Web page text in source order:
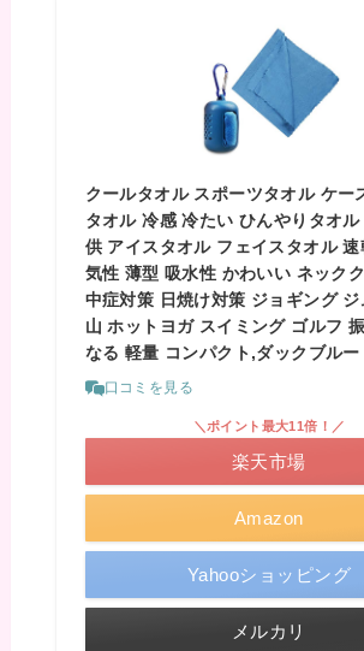
クールタオル スポーツタオル ケー
タオル 冷感 冷たい ひんやりタオ
供 アイスタオル フェイスタオル
気性 薄型 吸水性 かわいい ネック
中症対策 日焼け対策 ジョギング
山 ホットヨガ スイミング ゴルフ
なる 軽量 コンパクト,ダックブルー
口コミを見る
Amazon
＼ポイント最大11倍！／
楽天市場
Yahooショッピング
メルカリ